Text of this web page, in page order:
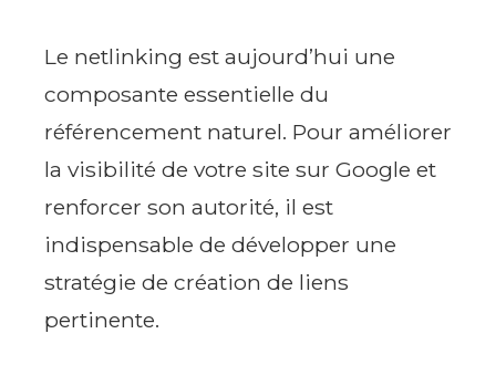
Le netlinking est aujourd’hui une
composante essentielle du
référencement naturel. Pour améliorer
la visibilité de votre site sur Google et
renforcer son autorité, il est
indispensable de développer une
stratégie de création de liens
pertinente.